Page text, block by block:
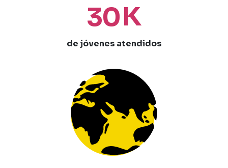
30K
de jóvenes atendidos